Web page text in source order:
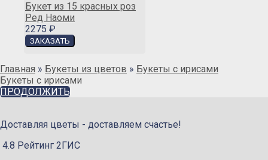
Букет из 15 красных роз
Ред Наоми
2275 ₽
Главная » Букеты из цветов » Букеты с ирисами
Букеты с ирисами
ПРОДОЛЖИТЬ
Доставляя цветы - доставляем счастье!
4.8 Рейтинг 2ГИС